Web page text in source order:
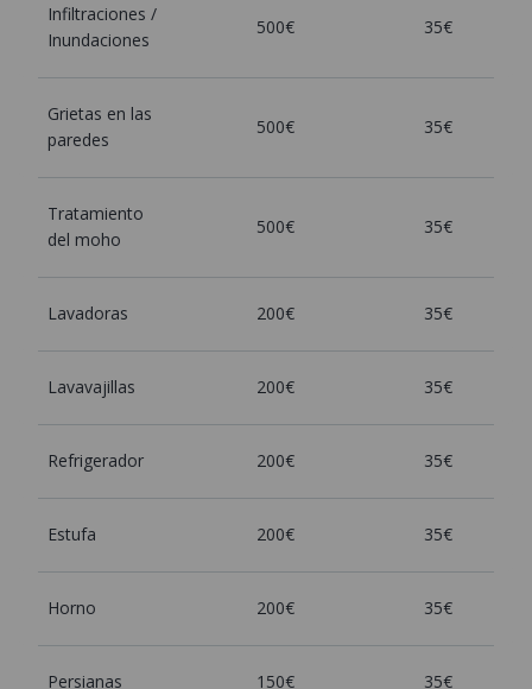
Infiltraciones /
Inundaciones
500€ 35€
Grietas en las
paredes
500€ 35€
Tratamiento
del moho
500€ 35€
Lavadoras 200€ 35€
Lavavajillas 200€ 35€
Refrigerador 200€ 35€
Estufa 200€ 35€
Horno 200€ 35€
Persianas 150€ 35€